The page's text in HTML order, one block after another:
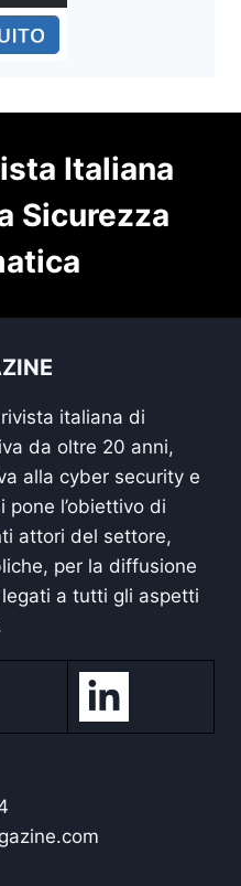
Italiana
Sicurezza
italiana di
da oltre 20 anni,
alla cyber security e
pone l’obiettivo di
attori del settore,
per la diffusione
a tutti gli aspetti